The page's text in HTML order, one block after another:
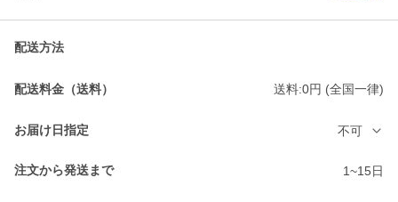
配送方法
配送料金（送料） 送料:0円 (全国一律)
お届け日指定 不可
注文から発送まで 1~15日